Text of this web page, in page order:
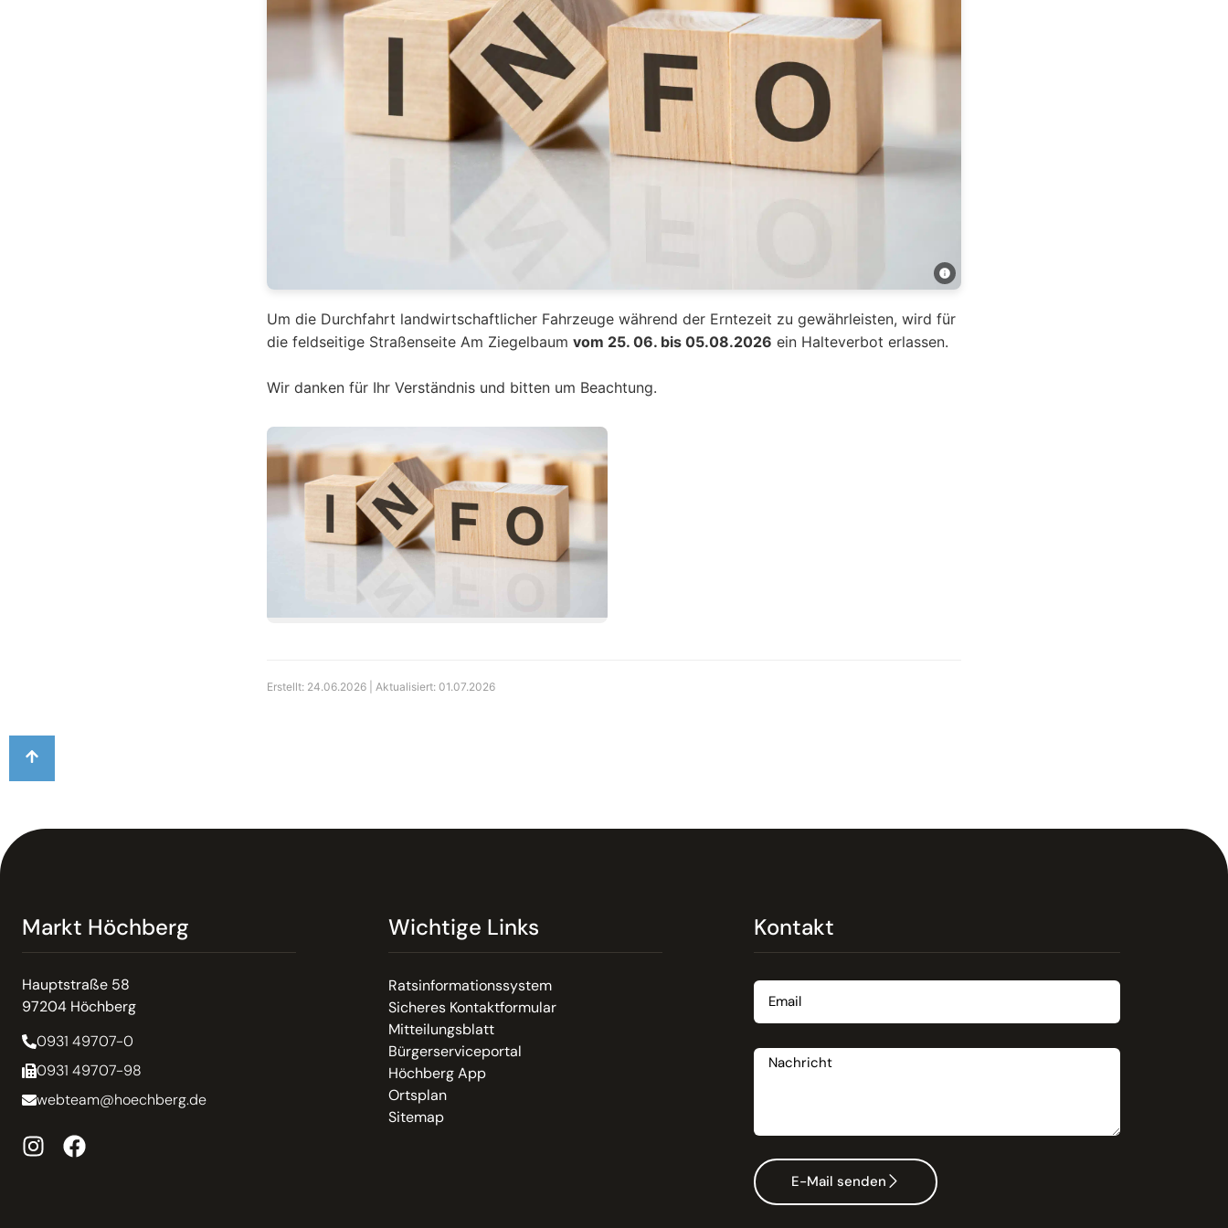
Um die Durchfahrt landwirtschaftlicher Fahrzeuge während der Erntezeit zu gewährleisten, wird für
die feldseitige Straßenseite Am Ziegelbaum vom 25. 06. bis 05.08.2026 ein Halteverbot erlassen.
Wir danken für Ihr Verständnis und bitten um Beachtung.
Erstellt: 24.06.2026 | Aktualisiert: 01.07.2026
Markt Höchberg
Hauptstraße 58
97204 Höchberg
0931 49707-0
0931 49707-98
webteam@hoechberg.de
Wichtige Links
Ratsinformationssystem
Sicheres Kontaktformular
Mitteilungsblatt
Bürgerserviceportal
Höchberg App
Ortsplan
Sitemap
Kontakt
E-Mail senden